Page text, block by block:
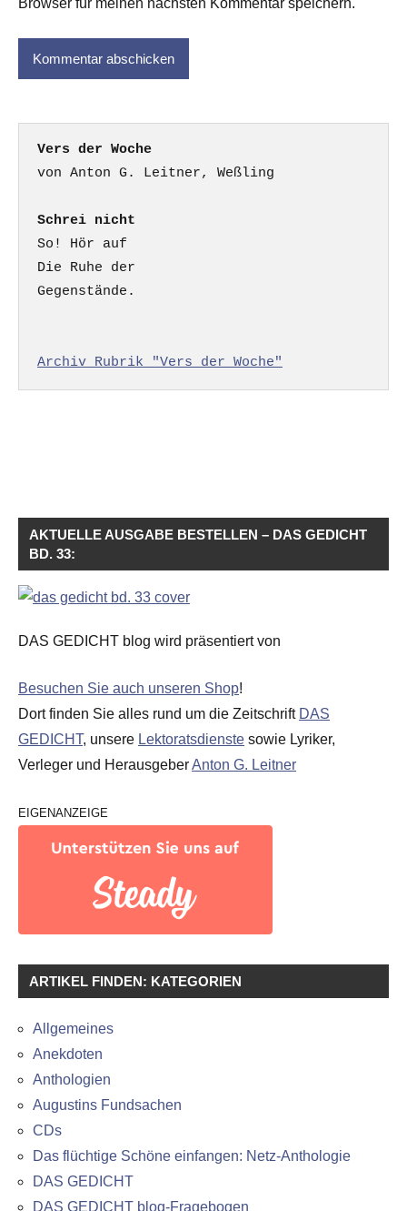
Browser für meinen nächsten Kommentar speichern.
Vers der Woche
Schrei nicht
So! Hör auf
Die Ruhe der
Gegenstände.
Archiv Rubrik "Vers der Woche"
AKTUELLE AUSGABE BESTELLEN – DAS GEDICHT
BD. 33:
DAS GEDICHT blog wird präsentiert von
Besuchen Sie auch unseren Shop!
Dort finden Sie alles rund um die Zeitschrift DAS
GEDICHT, unsere Lektoratsdienste sowie Lyriker,
Verleger und HerausgeberAnton G. Leitner
EIGENANZEIGE
ARTIKEL FINDEN: KATEGORIEN
Allgemeines
Anekdoten
Anthologien
Augustins Fundsachen
CDs
Das flüchtige Schöne einfangen: Netz-Anthologie
DAS GEDICHT
DAS GEDICHT blog-Fragebogen